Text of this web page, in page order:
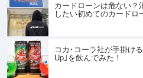
カードローンは危ない？
したい初めてのカードロ
コカ･コーラ社が手掛け
Up｣を飲んでみた！